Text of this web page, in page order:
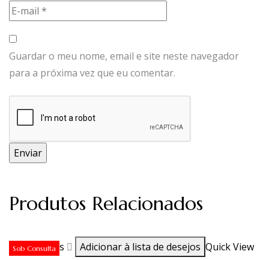
Guardar o meu nome, email e site neste navegador
para a próxima vez que eu comentar.
Produtos Relacionados
Sob Consulta
Ler mais Adicionar à lista de desejos Quick View